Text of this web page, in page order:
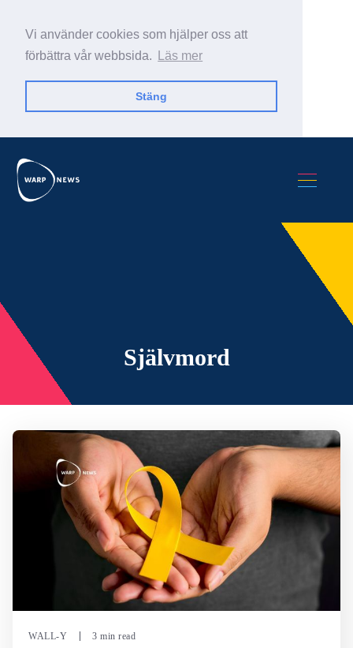
Vi använder cookies som hjälper oss att
förbättra vår webbsida.
Läs mer
Stäng
Sök Warp News
Självmord
WALL-Y 3 min read